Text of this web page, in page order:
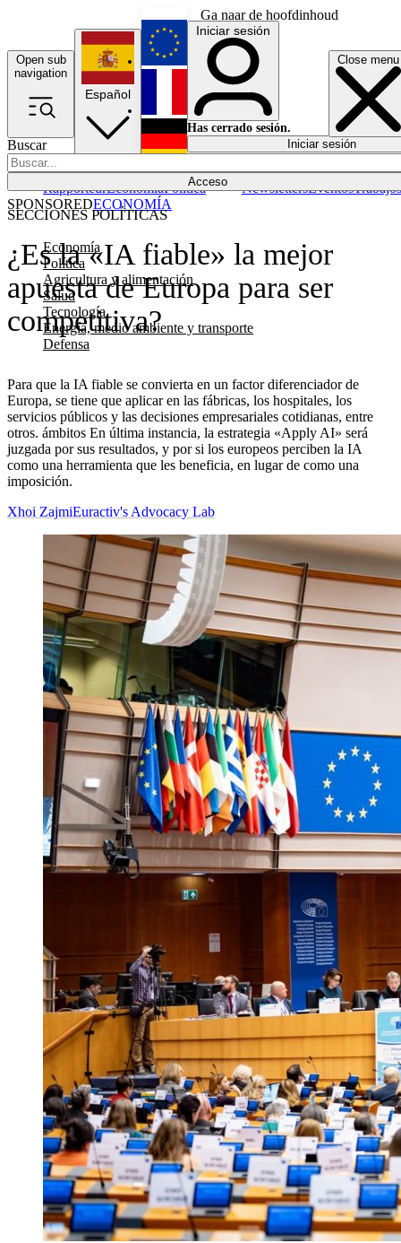
Ga naar de hoofdinhoud
Open sub
navigation
Close menu
Buscar
Acceso
SECCIONES POLÍTICAS
Economía
Política
Agricultura y alimentación
Salud
Tecnología
Energía, medio ambiente y transporte
Defensa
RapporteurEconomíaPolítica NewslettersEventosTrabajos
Español
English
Français
Iniciar sesión
Has cerrado sesión.
Iniciar sesión
¿Es la «IA fiable» la mejor
apuesta de Europa para ser
competitiva?
Para que la IA fiable se convierta en un factor diferenciador de
Europa, se tiene que aplicar en las fábricas, los hospitales, los
servicios públicos y las decisiones empresariales cotidianas, entre
otros. ámbitos En última instancia, la estrategia «Apply AI» será
juzgada por sus resultados, y por si los europeos perciben la IA
como una herramienta que les beneficia, en lugar de como una
imposición.
SPONSOREDECONOMÍA
Xhoi ZajmiEuractiv's Advocacy Lab